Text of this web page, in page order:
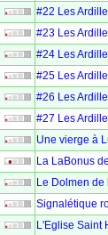
#22 Les
#23 Les
#24 Les
#25 Les
#26 Les
#27 Les
Une vierge à
La LaBonus
Le Dolmen
Signalétique
L'Eglise Saint